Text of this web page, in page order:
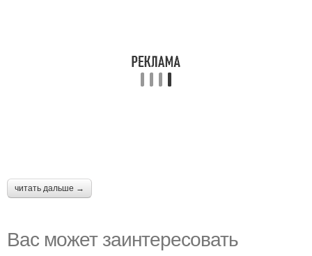
читать дальше →
Вас может заинтересовать